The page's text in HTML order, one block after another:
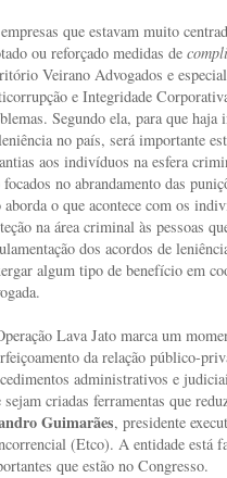
que estavam muito
ou reforçado medidas de
Veirano Advogados e
e Integridade
Segundo ela, para que haja
no país, será importante
aos indivíduos na esfera
focados no abrandamento das
aborda o que acontece com os
na área criminal às pessoas
dos acordos de
algum tipo de benefício em
Lava Jato marca um
da relação público-
administrativos e
sejam criadas ferramentas que
Guimarães, presidente
(Etco). A entidade está
que estão no Congresso.